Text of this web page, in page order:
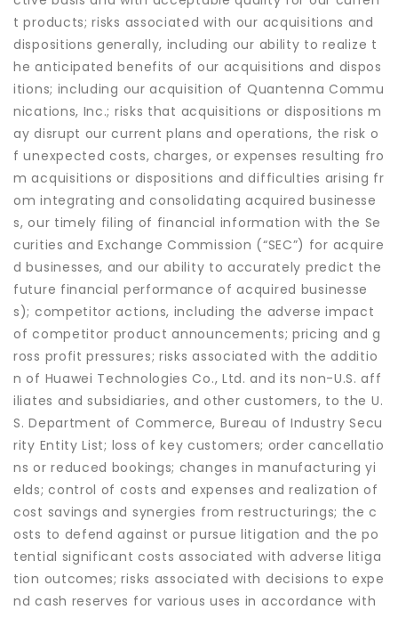
t products; risks associated with our acquisitions and
dispositions generally, including our ability to realize t
he anticipated benefits of our acquisitions and dispos
itions; including our acquisition of Quantenna Commu
nications, Inc.; risks that acquisitions or dispositions m
ay disrupt our current plans and operations, the risk o
f unexpected costs, charges, or expenses resulting fro
m acquisitions or dispositions and difficulties arising fr
om integrating and consolidating acquired businesse
s, our timely filing of financial information with the Se
curities and Exchange Commission (“SEC”) for acquire
d businesses, and our ability to accurately predict the
future financial performance of acquired businesse
s); competitor actions, including the adverse impact
of competitor product announcements; pricing and g
ross profit pressures; risks associated with the additio
n of Huawei Technologies Co., Ltd. and its non-U.S. aff
iliates and subsidiaries, and other customers, to the U.
S. Department of Commerce, Bureau of Industry Secu
rity Entity List; loss of key customers; order cancellatio
ns or reduced bookings; changes in manufacturing yi
elds; control of costs and expenses and realization of
cost savings and synergies from restructurings; the c
osts to defend against or pursue litigation and the po
tential significant costs associated with adverse litiga
tion outcomes; risks associated with decisions to expe
nd cash reserves for various uses in accordance with